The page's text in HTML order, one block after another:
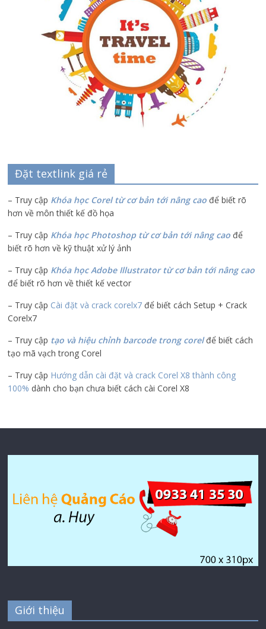
Đặt textlink giá rẻ
– Truy cập Khóa học Corel từ cơ bản tới nâng cao để biết rõ
hơn về môn thiết kế đồ họa
– Truy cập Khóa học Photoshop từ cơ bản tới nâng cao để
biết rõ hơn về kỹ thuật xử lý ảnh
– Truy cập Khóa học Adobe Illustratortừ cơ bản tới nâng cao
để biết rõ hơn về thiết kế vector
– Truy cập Cài đặt và crack corelx7 để biết cách Setup + Crack
Corelx7
– Truy cập tạo và hiệu chỉnh barcode trong corelđể biết cách
tạo mã vạch trong Corel
– Truy cập Hướng dẫn cài đặt và crack Corel X8 thành công
100% dành cho bạn chưa biết cách cài Corel X8
Giới thiệu